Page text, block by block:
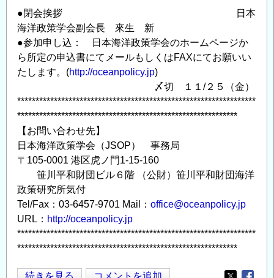
●閉会挨拶 日本
海洋政策学会副会長 來生 新
●参加申し込： 日本海洋政策学会のホームページか
ら所定の申込書にてメールもしくはFAXにてお願いい
たします。(http://oceanpolicy.jp)
〆切 １１/２５（金）
*****************************************************************
************************************************************
【お問い合わせ先】
日本海洋政策学会（JSOP） 事務局
〒105-0001 港区虎ノ門1-15-160
笹川平和財団ビル６階 （公財）笹川平和財団海洋
政策研究所気付
Tel/Fax：03-6457-9701 Mail： office@oceanpolicy.jp
URL： http://oceanpolicy.jp
*****************************************************************
************************************************************
１
続きを見る コメントを追加